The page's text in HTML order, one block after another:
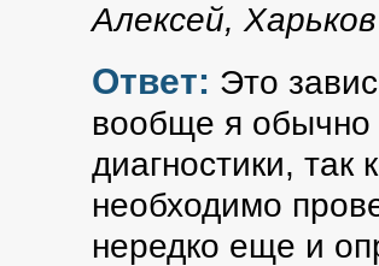
Алексей, Харьков
Ответ: Это
вообще я обычно
диагностики, так
необходимо
нередко еще и